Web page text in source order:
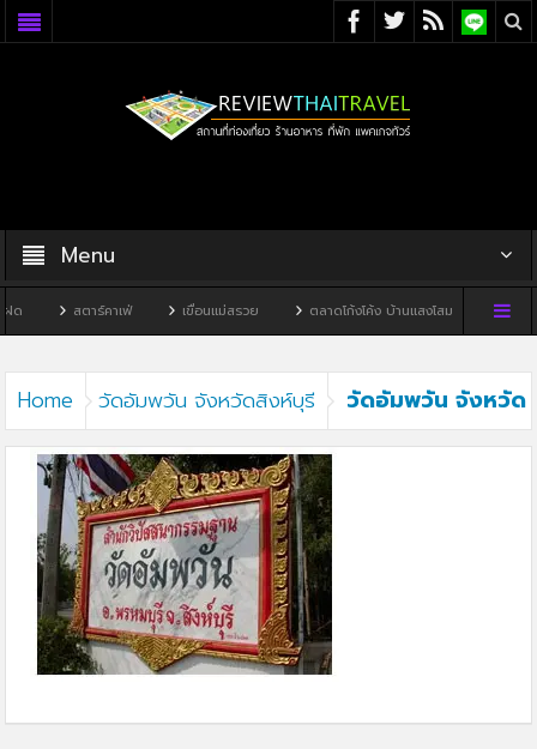
Menu
สตาร์คาเฟ่ เขื่อนแม่สรวย ตลาดโก้งโค้ง บ้านแสงโสม ทิวผาค
Home วัดอัมพวัน จังหวัดสิงห์บุรี
วัดอัมพวัน จังหวัด
สิงห์บุรี2